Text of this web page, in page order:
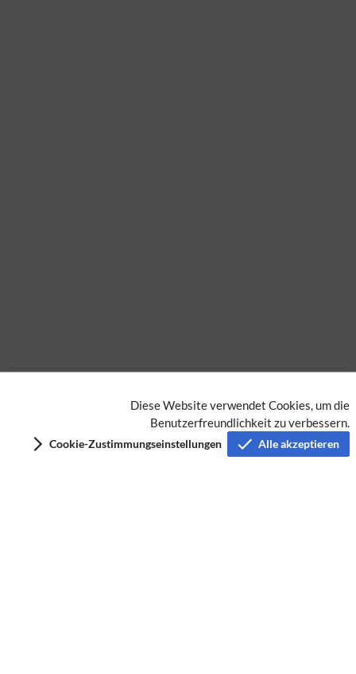
Diese Website verwendet Cookies, um die
Benutzerfreundlichkeit zu verbessern.
Cookie-Zustimmungseinstellungen Alle akzeptieren
Datenschutz